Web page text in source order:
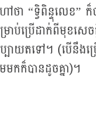
“ទ្វិពិន្ទុលេខ” ក៏
ប់ប្រើដាក់ពីមុខសេ
បាយតទៅ។ (បើនឹង
មកក៏បានដូចគ្នា)។